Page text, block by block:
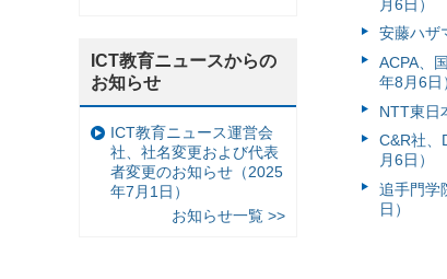
月6日）
安藤ハザ
ACPA、
年8月6日
NTT東日
C&R社、
月6日）
追手門学
日）
ICT教育ニュースからの
お知らせ
ICT教育ニュース運営会
社、社名変更および代表
者変更のお知らせ（2025
年7月1日）
お知らせ一覧 >>